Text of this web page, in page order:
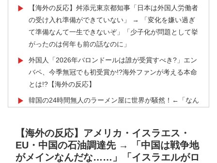
▶
【海外の反応】舛添元東京都知事「日本は外国人労働者
の受け入れ準備ができていない」 → 「変化を嫌い過ぎ
て準備なんて一生できないぞ」「少子化が問題として挙
がったのは何年も前の話なのに」
▶
外国人「2026年バロンドールは誰が受賞すべき?」エン
バペ、今季無冠でも初受賞か!?海外ファンが考える本命
とは!?【海外の反応】
▶
韓国の24時間無人のラーメン屋に世界が騒然！←「なん
▶ 【海外の反応】南アのGK、ペナルティエリアを壮大に
勘違いして一発退場「どんな空間認識能力だよｗ」
▶ 欧州「日本だけ反則だろ…」 世界の『日本びいき』に
【海外の反応】アメリカ・イスラエス・
EU・中国の石油調達先 → 「中国は戦争地
がメインなんだな……」「イスラエルがロ